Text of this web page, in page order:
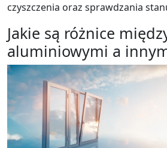
czyszczenia oraz sprawdzania
Jakie są różnice
aluminiowymi a